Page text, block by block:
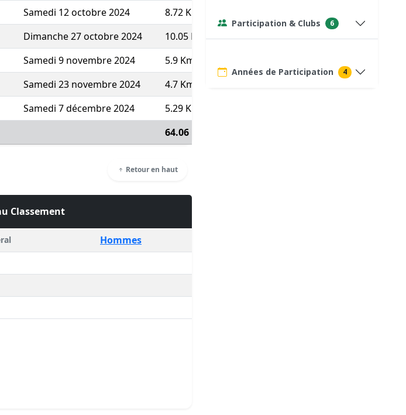
Samedi 12 octobre 2024 8.72 Km
Dimanche 27 octobre 2024 10.05 Km 16.54 3'38'' 36:27 75 (Course type P)
Samedi 9 novembre 2024 5.9 Km
Samedi 23 novembre 2024 4.7 Km
Samedi 7 décembre 2024 5.29 Km
64.06 Km
Retour en haut
Classement
Hommes
Participation & Clubs 6
Années de Participation 4